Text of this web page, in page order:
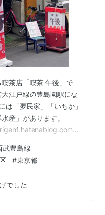
茶店「喫茶 午後」で
江戸線の豊島園駅にな
は「夢民家」「いちか」
産」があります。
きました。 喫茶 午後
店内へ。店内には先客は
盛りされているようでし
と奥の席に案内…
武豊島線
#東京都
でした